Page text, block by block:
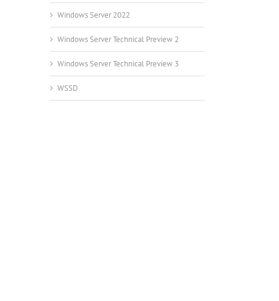
Windows Server 2022
Windows Server Technical Preview 2
Windows Server Technical Preview 3
WSSD